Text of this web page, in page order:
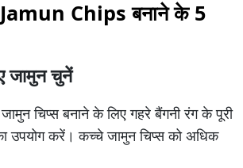
Chips बनाने के 5
जामुन चुनें
चिप्स बनाने के लिए गहरे बैंगनी रंग के पूरी
उपयोग करें। कच्चे जामुन चिप्स को अधिक